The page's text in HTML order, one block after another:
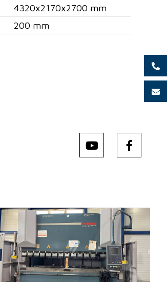
4320x2170x2700 mm
200 mm
Año de fabricación:
2013
Sistema de control
Sí
Sistema de control Cybelec
Fuerza de presión
175 t
Longitud de plegado
3050 mm
Número de ejes accionados
4
Compensación del
Sí